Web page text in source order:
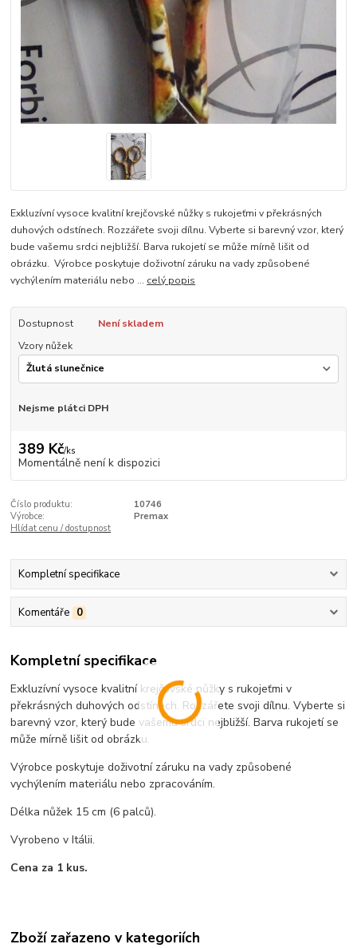
Exkluzívní vysoce kvalitní krejčovské nůžky s rukojeťmi v překrásných
duhových odstínech. Rozzářete svoji dílnu. Vyberte si barevný vzor, který
bude vašemu srdci nejbližší. Barva rukojetí se může mírně lišit od
obrázku. Výrobce poskytuje doživotní záruku na vady způsobené
vychýlením materiálu nebo ... celý popis
Dostupnost
Není skladem
Vzory nůžek
Nejsme plátci DPH
389 Kč/ks
Momentálně není k dispozici
Číslo produktu:
10746
Výrobce:
Premax
Hlídat cenu / dostupnost
Kompletní specifikace
Komentáře 0
Kompletní specifikace
Exkluzívní vysoce kvalitní krejčovské nůžky s rukojeťmi v
překrásných duhových odstínech. Rozzářete svoji dílnu. Vyberte si
barevný vzor, který bude vašemu srdci nejbližší. Barva rukojetí se
může mírně lišit od obrázku.
Výrobce poskytuje doživotní záruku na vady způsobené
vychýlením materiálu nebo zpracováním.
Délka nůžek 15 cm (6 palců).
Vyrobeno v Itálii.
Cena za 1 kus.
Zboží zařazeno v kategoriích